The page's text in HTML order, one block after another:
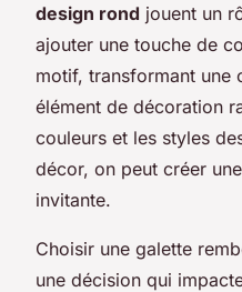
design rond jouent un
ajouter une touche de
motif, transformant une
élément de décoration
couleurs et les styles
décor, on peut créer
invitante.
Choisir une galette
une décision qui